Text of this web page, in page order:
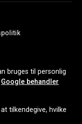
bruges til personlig
Google behandler
tilkendegive, hvilke